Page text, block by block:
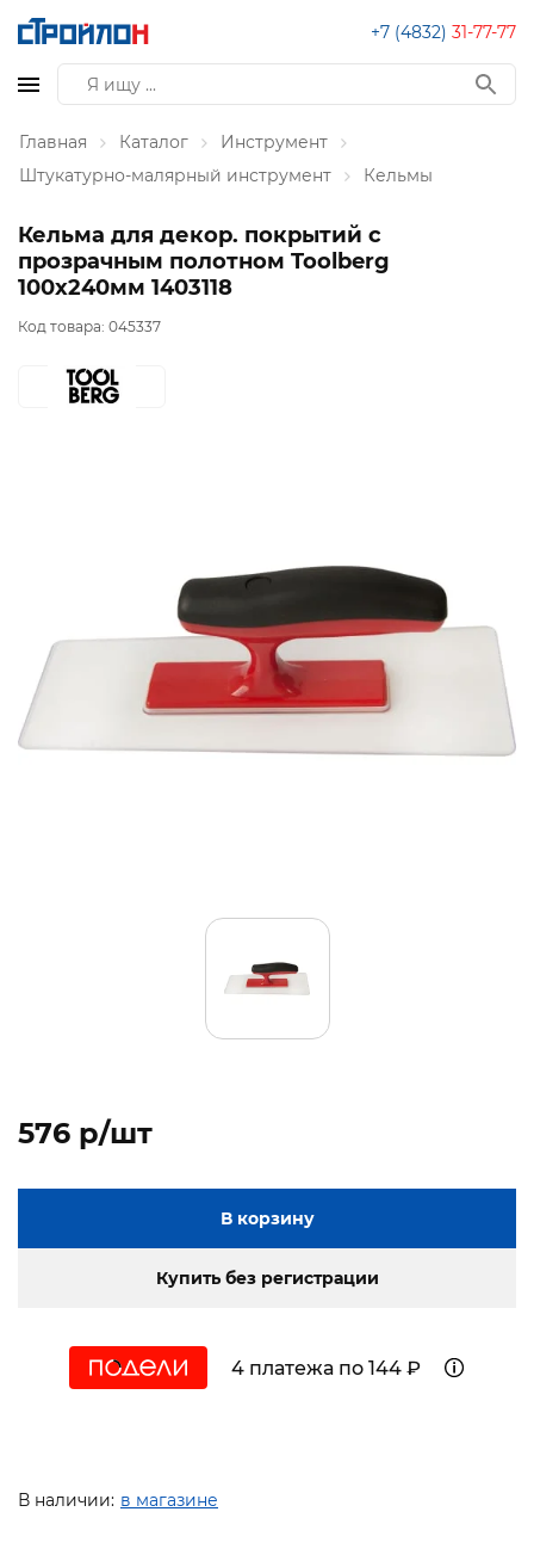
+7 (4832) 31-77-77
Главная Каталог
Инструмент
Штукатурно-малярный инструмент
Кельмы
Кельма для декор. покрытий с
прозрачным полотном Toolberg
100х240мм 1403118
Код товара: 045337
576 p/шт
В корзину
Купить без регистрации
4 платежа по 144 ₽
В наличии: в магазине